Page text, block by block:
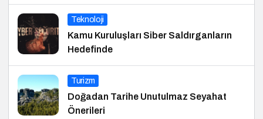
Teknoloji
Kamu Kuruluşları Siber Saldırganların
Hedefinde
Turizm
Doğadan Tarihe Unutulmaz Seyahat
Önerileri